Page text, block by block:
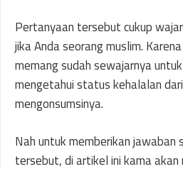
Pertanyaan tersebut cukup
jika Anda seorang muslim.
memang sudah sewajarnya
mengetahui status kehalalan
mengonsumsinya.
Nah untuk memberikan
tersebut, di artikel ini kama